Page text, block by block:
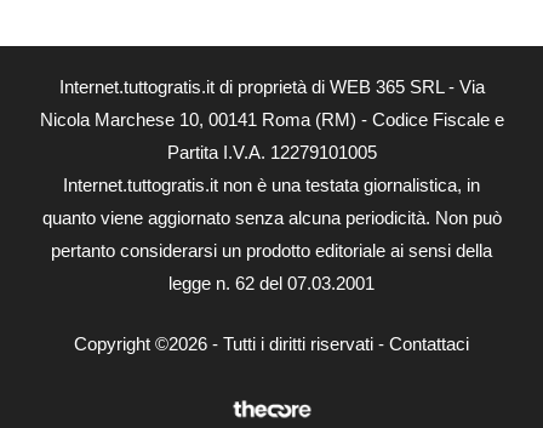
Internet.tuttogratis.it di proprietà di WEB 365 SRL - Via
Nicola Marchese 10, 00141 Roma (RM) - Codice Fiscale e
Partita I.V.A. 12279101005
Internet.tuttogratis.it non è una testata giornalistica, in
quanto viene aggiornato senza alcuna periodicità. Non può
pertanto considerarsi un prodotto editoriale ai sensi della
legge n. 62 del 07.03.2001
Copyright ©2026 - Tutti i diritti riservati - Contattaci